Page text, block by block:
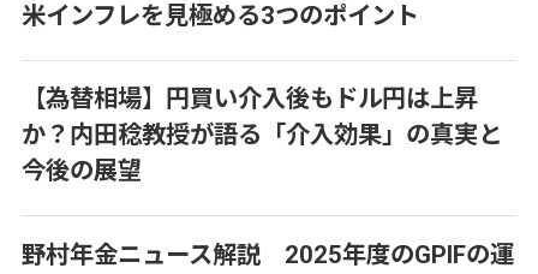
米インフレを見極める3つのポイント
【為替相場】円買い介入後もドル円は上昇
か？内田稔教授が語る「介入効果」の真実と
今後の展望
野村年金ニュース解説 2025年度のGPIFの運